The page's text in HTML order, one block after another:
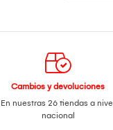
Cambios y devoluciones
En nuestras 26 tiendas a nivel
nacional